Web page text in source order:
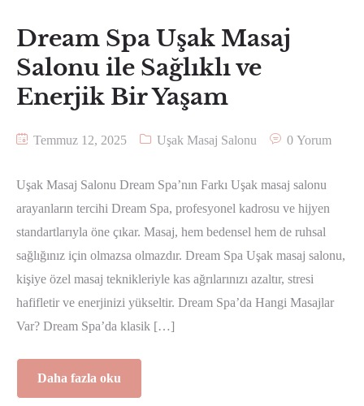
Dream Spa Uşak Masaj
Salonu ile Sağlıklı ve
Enerjik Bir Yaşam
Temmuz 12, 2025 Uşak Masaj Salonu 0 Yorum
Uşak Masaj Salonu Dream Spa’nın Farkı Uşak masaj salonu
arayanların tercihi Dream Spa, profesyonel kadrosu ve hijyen
standartlarıyla öne çıkar. Masaj, hem bedensel hem de ruhsal
sağlığınız için olmazsa olmazdır. Dream Spa Uşak masaj salonu,
kişiye özel masaj teknikleriyle kas ağrılarınızı azaltır, stresi
hafifletir ve enerjinizi yükseltir. Dream Spa’da Hangi Masajlar
Var? Dream Spa’da klasik […]
Daha fazla oku